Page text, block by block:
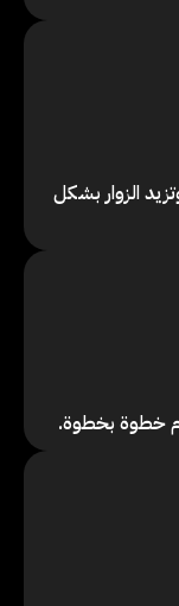
الزوار بشكل
خطوة بخطوة.